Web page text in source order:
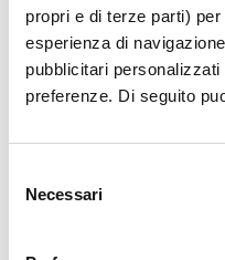
propri e di terze parti)
esperienza di
pubblicitari
preferenze. Di seguito
delNecessari